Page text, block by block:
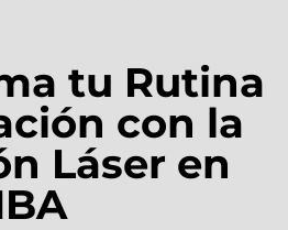
tu Rutina
con la
Láser en